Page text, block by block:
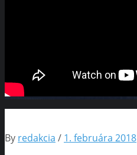
By redakcia / 1. februára 2018